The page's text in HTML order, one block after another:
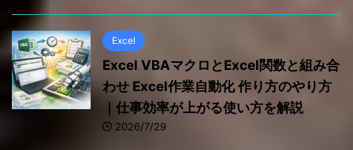
Excel
Excel VBAマクロとExcel関数と組み合
わせ Excel作業自動化 作り方のやり方
｜仕事効率が上がる使い方を解説
2026/7/29